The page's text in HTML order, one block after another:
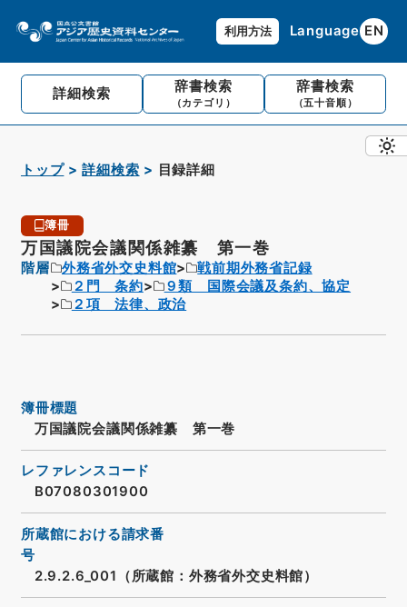
利用方法 Language EN
詳細検索 辞書検索
（カテゴリ）
辞書検索
（五十音順）
トップ 詳細検索 目録詳細
簿冊
万国議院会議関係雑纂 第一巻
階層 外務省外交史料館
戦前期外務省記録
２門 条約
９類 国際会議及条約、協定
２項 法律、政治
簿冊標題
万国議院会議関係雑纂 第一巻
レファレンスコード
B07080301900
所蔵館における請求番
号
2.9.2.6_001（所蔵館：外務省外交史料館）